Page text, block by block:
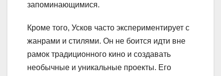
запоминающимися.
Кроме того, Усков часто экспериментирует с
жанрами и стилями. Он не боится идти вне
рамок традиционного кино и создавать
необычные и уникальные проекты. Его